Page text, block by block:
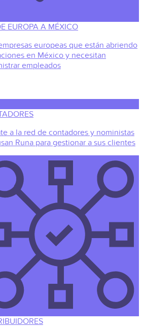
EUROPA A MÉXICO
europeas que están abriendo
en México y necesitan
empleados
a la red de contadores y noministas
Runa para gestionar a sus clientes